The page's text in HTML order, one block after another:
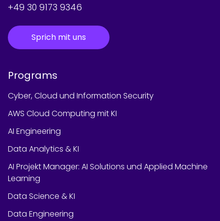
+49 30 9173 9346
Sprich mit uns
Programs
Cyber, Cloud und Information Security
AWS Cloud Computing mit KI
AI Engineering
Data Analytics & KI
AI Projekt Manager: AI Solutions und Applied Machine
Learning
Data Science & KI
Data Engineering